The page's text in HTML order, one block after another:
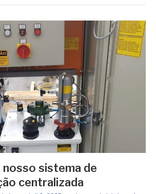
nosso sistema de
centralizada